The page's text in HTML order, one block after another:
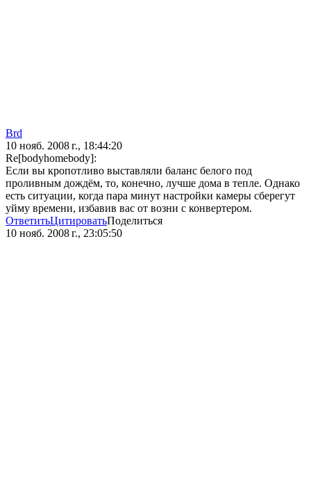
Brd
10 нояб. 2008 г., 18:44:20
Re[bodyhomebody]:
Если вы кропотливо выставляли баланс белого под
проливным дождём, то, конечно, лучше дома в тепле. Однако
есть ситуации, когда пара минут настройки камеры сберегут
уйму времени, избавив вас от возни с конвертером.
ОтветитьЦитироватьПоделиться
10 нояб. 2008 г., 23:05:50